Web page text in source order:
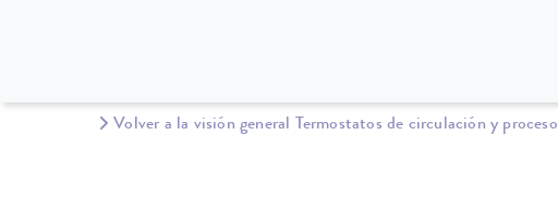
Volver a la visión general Termostatos de circulación y proceso